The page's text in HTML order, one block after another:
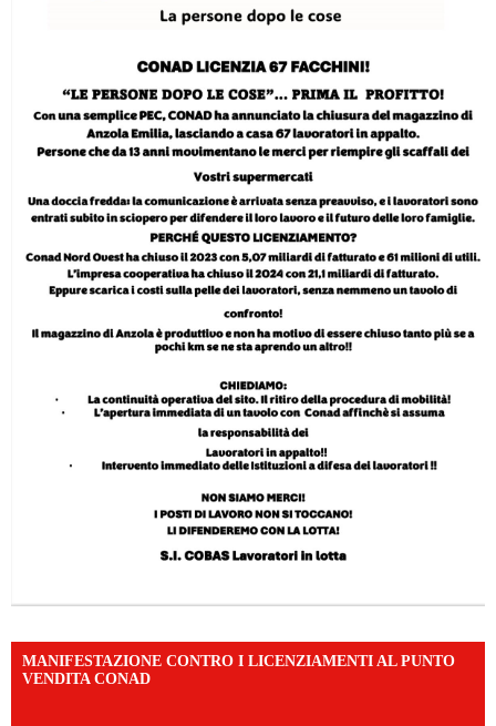
MANIFESTAZIONE CONTRO I LICENZIAMENTI AL PUNTO
VENDITA CONAD